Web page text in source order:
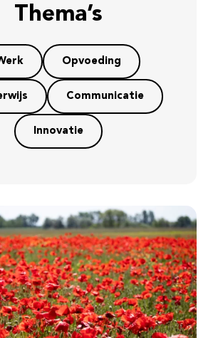
Thema’s
Opvoeding
Communicatie
Innovatie